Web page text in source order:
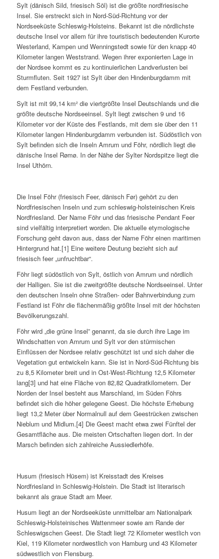
Sylt (dänisch Sild, friesisch Söl) ist die größte nordfriesische
Insel. Sie erstreckt sich in Nord-Süd-Richtung vor der
Nordseeküste Schleswig-Holsteins. Bekannt ist die nördlichste
deutsche Insel vor allem für ihre touristisch bedeutenden Kurorte
Westerland, Kampen und Wenningstedt sowie für den knapp 40
Kilometer langen Weststrand. Wegen ihrer exponierten Lage in
der Nordsee kommt es zu kontinuierlichen Landverlusten bei
Sturmfluten. Seit 1927 ist Sylt über den Hindenburgdamm mit
dem Festland verbunden.
Sylt ist mit 99,14 km² die viertgrößte Insel Deutschlands und die
größte deutsche Nordseeinsel. Sylt liegt zwischen 9 und 16
Kilometer vor der Küste des Festlands, mit dem sie über den 11
Kilometer langen Hindenburgdamm verbunden ist. Südöstlich von
Sylt befinden sich die Inseln Amrum und Föhr, nördlich liegt die
dänische Insel Rømø. In der Nähe der Sylter Nordspitze liegt die
Insel Uthörn.
Die Insel Föhr (friesisch Feer, dänisch Før) gehört zu den
Nordfriesischen Inseln und zum schleswig-holsteinischen Kreis
Nordfriesland. Der Name Föhr und das friesische Pendant Feer
sind vielfältig interpretiert worden. Die aktuelle etymologische
Forschung geht davon aus, dass der Name Föhr einen maritimen
Hintergrund hat.[1] Eine weitere Deutung bezieht sich auf
friesisch feer „unfruchtbar“.
Föhr liegt südöstlich von Sylt, östlich von Amrum und nördlich
der Halligen. Sie ist die zweitgrößte deutsche Nordseeinsel. Unter
den deutschen Inseln ohne Straßen- oder Bahnverbindung zum
Festland ist Föhr die flächenmäßig größte Insel mit der höchsten
Bevölkerungszahl.
Föhr wird „die grüne Insel” genannt, da sie durch ihre Lage im
Windschatten von Amrum und Sylt vor den stürmischen
Einflüssen der Nordsee relativ geschützt ist und sich daher die
Vegetation gut entwickeln kann. Sie ist in Nord-Süd-Richtung bis
zu 8,5 Kilometer breit und in Ost-West-Richtung 12,5 Kilometer
lang[3] und hat eine Fläche von 82,82 Quadratkilometern. Der
Norden der Insel besteht aus Marschland, im Süden Föhrs
befindet sich die höher gelegene Geest. Die höchste Erhebung
liegt 13,2 Meter über Normalnull auf dem Geestrücken zwischen
Nieblum und Midlum.[4] Die Geest macht etwa zwei Fünftel der
Gesamtfläche aus. Die meisten Ortschaften liegen dort. In der
Marsch befinden sich zahlreiche Aussiedlerhöfe.
Husum (friesisch Hüsem) ist Kreisstadt des Kreises
Nordfriesland in Schleswig-Holstein. Die Stadt ist literarisch
bekannt als graue Stadt am Meer.
Husum liegt an der Nordseeküste unmittelbar am Nationalpark
Schleswig-Holsteinisches Wattenmeer sowie am Rande der
Schleswigschen Geest. Die Stadt liegt 72 Kilometer westlich von
Kiel, 119 Kilometer nordwestlich von Hamburg und 43 Kilometer
südwestlich von Flensburg.